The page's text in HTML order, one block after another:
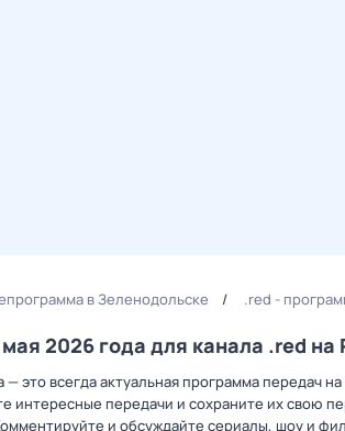
в Зеленодольске .red -
2026 года для канала .red
это всегда актуальная программа передач
интересные передачи и сохраните их свою
и обсуждайте сериалы, шоу и